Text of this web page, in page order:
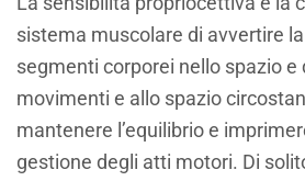
sistema muscolare di avvertire
segmenti corporei nello spazio e
movimenti e allo spazio
mantenere l’equilibrio e
gestione degli atti motori. Di